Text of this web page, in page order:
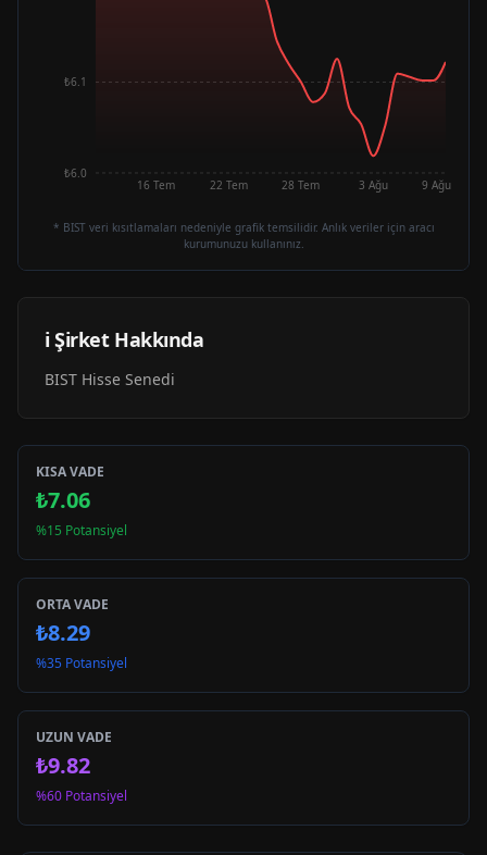
16 Tem 22 Tem 28 Tem 3 Ağu 9 Ağu
₺6.0
₺6.1
* BIST veri kısıtlamaları nedeniyle grafik temsilidir. Anlık veriler için aracı
kurumunuzu kullanınız.
ℹ️ Şirket Hakkında
BIST Hisse Senedi
KISA VADE
₺7.06
%15 Potansiyel
ORTA VADE
₺8.29
%35 Potansiyel
UZUN VADE
₺9.82
%60 Potansiyel